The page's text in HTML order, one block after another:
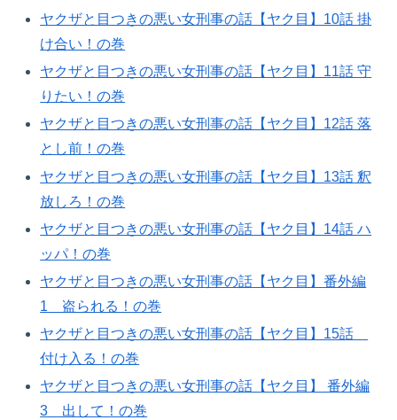
ヤクザと目つきの悪い女刑事の話【ヤク目】10話 掛
け合い！の巻​
ヤクザと目つきの悪い女刑事の話【ヤク目】11話 守
りたい！の巻​
ヤクザと目つきの悪い女刑事の話【ヤク目】12話 落
とし前！の巻​
ヤクザと目つきの悪い女刑事の話【ヤク目】13話 釈
放しろ！の巻​
ヤクザと目つきの悪い女刑事の話【ヤク目】14話 ハ
ッパ！の巻​
ヤクザと目つきの悪い女刑事の話【ヤク目】番外編
1 盗られる！の巻​
ヤクザと目つきの悪い女刑事の話【ヤク目】15話
付け入る！の巻​
ヤクザと目つきの悪い女刑事の話【ヤク目】 番外編
3 出して！の巻​